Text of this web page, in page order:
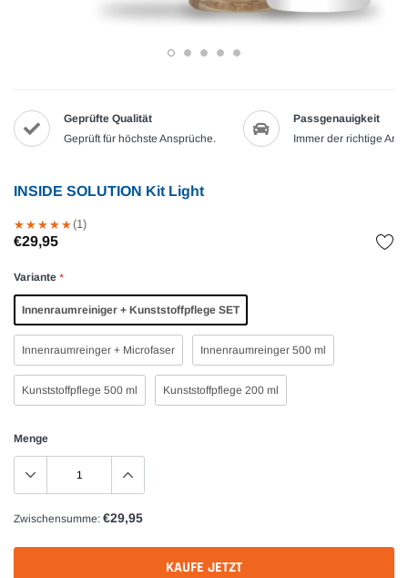
Geprüfte Qualität
Geprüft für höchste Ansprüche.
Passgenauigkeit
Immer der richtige
INSIDE SOLUTION Kit Light
★
★ ★
★ ★
★ ★
★ ★
★(1)
€29,95
Variante *
Innenraumreiniger + Kunststoffpflege SET
Innenraumreinger + Microfaser Innenraumreinger 500 ml
Kunststoffpflege 500 ml Kunststoffpflege 200 ml
Menge
Zwischensumme: €29,95
KAUFE JETZT